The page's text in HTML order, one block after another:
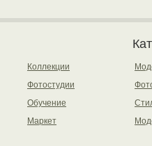
Коллекции
Фотостудии
Обучение
Маркет